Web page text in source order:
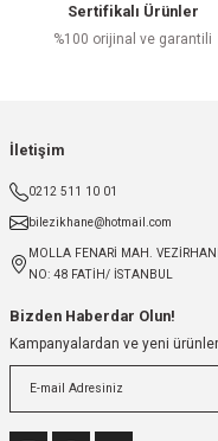
Sertifikalı Ürünler
%100 orijinal ve garantili
İletişim
0212 511 10 01
bilezikhane@hotmail.com
MOLLA FENARİ MAH.
NO: 48 FATİH/ İSTANBUL
Bizden Haberdar Olun!
Kampanyalardan ve yeni